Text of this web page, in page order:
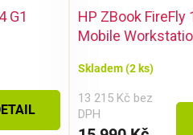
G1
HP ZBook FireFly
Mobile
Skladem(2 ks)
13 215 Kč bez
DPH